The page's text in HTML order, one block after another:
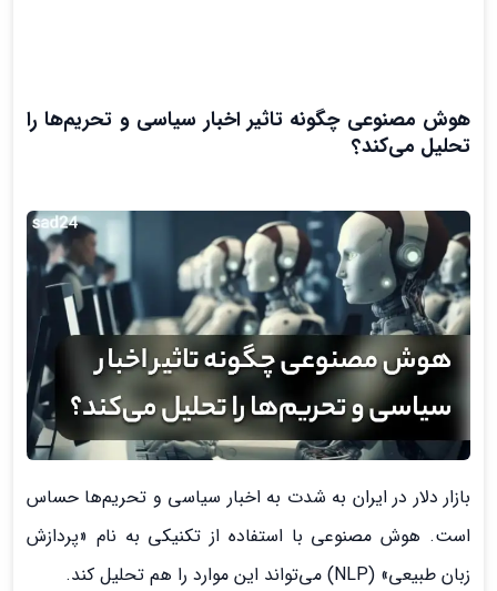
هوش مصنوعی چگونه تاثیر اخبار سیاسی و تحریم‌ها را
تحلیل می‌کند؟
بازار دلار در ایران به شدت به اخبار سیاسی و تحریم‌ها حساس
است. هوش مصنوعی با استفاده از تکنیکی به نام «پردازش
زبان طبیعی» (NLP) می‌تواند این موارد را هم تحلیل کند.